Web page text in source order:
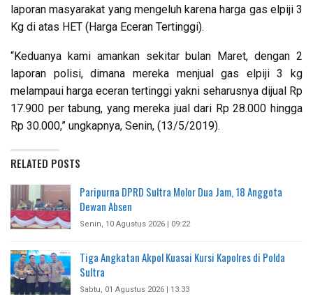
laporan masyarakat yang mengeluh karena harga gas elpiji 3
Kg di atas HET (Harga Eceran Tertinggi).
“Keduanya kami amankan sekitar bulan Maret, dengan 2
laporan polisi, dimana mereka menjual gas elpiji 3 kg
melampaui harga eceran tertinggi yakni seharusnya dijual Rp
17.900 per tabung, yang mereka jual dari Rp 28.000 hingga
Rp 30.000,” ungkapnya, Senin, (13/5/2019).
RELATED POSTS
Paripurna DPRD Sultra Molor Dua Jam, 18 Anggota
Dewan Absen
Senin, 10 Agustus 2026 | 09:22
Tiga Angkatan Akpol Kuasai Kursi Kapolres di Polda
Sultra
Sabtu, 01 Agustus 2026 | 13:33